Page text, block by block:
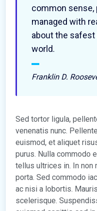
common sense,
managed with
about the
world.
Franklin D.
Sed tortor ligula,
venenatis nunc.
euismod, et aliquet
purus. Nulla commodo
tellus ultrices in. In non
porta. Sed commodo
ac nisi a lobortis.
scelerisque.